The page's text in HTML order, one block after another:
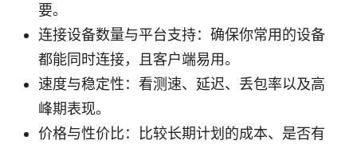
要。
连接设备数量与平台支持：确保你常用的设备
都能同时连接，且客户端易用。
速度与稳定性：看测速、延迟、丢包率以及高
峰期表现。
价格与性价比：比较长期计划的成本、是否有